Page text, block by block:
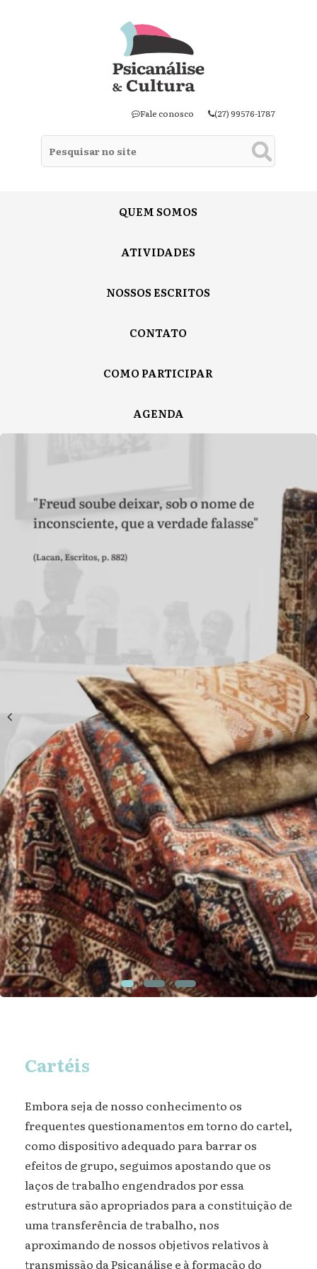
(27) 99576-1787
Fale conosco
QUEM SOMOS
ATIVIDADES
NOSSOS ESCRITOS
CONTATO
COMO PARTICIPAR
AGENDA
Cartéis
Embora seja de nosso conhecimento os
frequentes questionamentos em torno do cartel,
como dispositivo adequado para barrar os
efeitos de grupo, seguimos apostando que os
laços de trabalho engendrados por essa
estrutura são apropriados para a constituição de
uma transferência de trabalho, nos
aproximando de nossos objetivos relativos à
transmissão da Psicanálise e à formação do